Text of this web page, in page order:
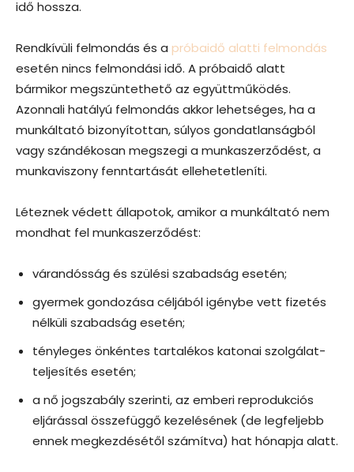
idő hossza.
Rendkívüli felmondás és a próbaidő alatti felmondás
esetén nincs felmondási idő. A próbaidő alatt
bármikor megszüntethető az együttműködés.
Azonnali hatályú felmondás akkor lehetséges, ha a
munkáltató bizonyítottan, súlyos gondatlanságból
vagy szándékosan megszegi a munkaszerződést, a
munkaviszony fenntartását ellehetetleníti.
Léteznek védett állapotok, amikor a munkáltató nem
mondhat fel munkaszerződést:
várandósság és szülési szabadság esetén;
gyermek gondozása céljából igénybe vett fizetés
nélküli szabadság esetén;
tényleges önkéntes tartalékos katonai szolgálat-
teljesítés esetén;
a nő jogszabály szerinti, az emberi reprodukciós
eljárással összefüggő kezelésének (de legfeljebb
ennek megkezdésétől számítva) hat hónapja alatt.